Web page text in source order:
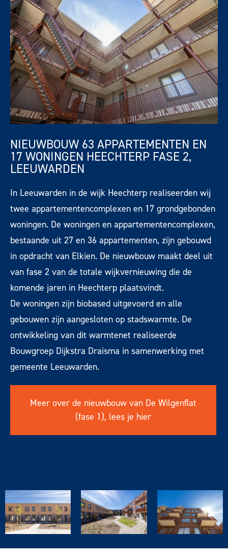
NIEUWBOUW 63 APPARTEMENTEN EN
17 WONINGEN HEECHTERP FASE 2,
LEEUWARDEN
In Leeuwarden in de wijk Heechterp realiseerden wij
twee appartementencomplexen en 17 grondgebonden
woningen. De woningen en appartementencomplexen,
bestaande uit 27 en 36 appartementen, zijn gebouwd
in opdracht van Elkien. De nieuwbouw maakt deel uit
van fase 2 van de totale wijkvernieuwing die de
komende jaren in Heechterp plaatsvindt.
De woningen zijn biobased uitgevoerd en alle
gebouwen zijn aangesloten op stadswarmte. De
ontwikkeling van dit warmtenet realiseerde
Bouwgroep Dijkstra Draisma in samenwerking met
gemeente Leeuwarden.
Meer over de nieuwbouw van De Wilgenflat
(fase 1), lees je hier